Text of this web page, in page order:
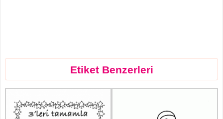
Etiket Benzerleri